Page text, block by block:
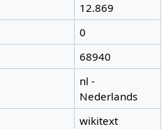
12.869
0
68940
nl -
Nederlands
wikitext